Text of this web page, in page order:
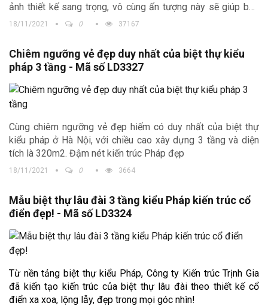
ảnh thiết kế sang trọng, vô cùng ấn tượng này sẽ giúp bạn
tìm được một ý tưởng thiết kế phù hợp cho ngôi nhà tương
18/11/2021 0 37167
Chiêm ngưỡng vẻ đẹp duy nhất của biệt thự kiểu
pháp 3 tầng - Mã số LD3327
Cùng chiêm ngưỡng vẻ đẹp hiếm có duy nhất của biệt thự
kiểu pháp ở Hà Nội, với chiều cao xây dựng 3 tầng và diện
tích là 320m2. Đậm nét kiến trúc Pháp đẹp
18/11/2021 0 3664
Mẫu biệt thự lâu đài 3 tầng kiểu Pháp kiến trúc cổ
điển đẹp! - Mã số LD3324
Từ nền tảng biệt thự kiểu Pháp, Công ty Kiến trúc Trịnh Gia
đã kiến tạo kiến trúc của biệt thự lâu đài theo thiết kế cổ
điển xa xoa, lộng lẫy, đẹp trong mọi góc nhìn!